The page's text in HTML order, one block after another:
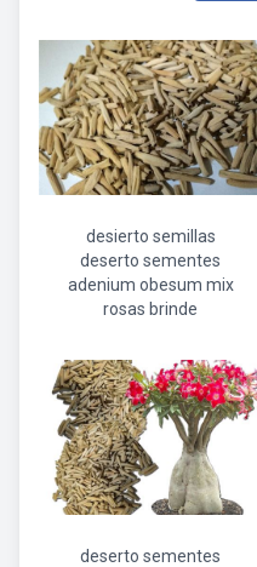
desierto semillas
deserto sementes
adenium obesum mix
rosas brinde
deserto sementes